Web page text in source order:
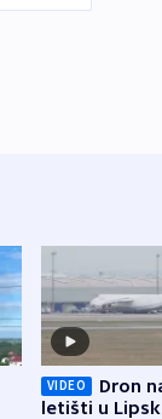
VIDEO
Dron
letišti u